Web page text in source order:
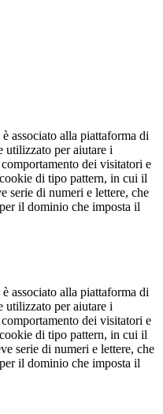
associato alla piattaforma di
utilizzato per aiutare i
dei visitatori e
di tipo pattern, in cui il
serie di numeri e lettere, che
il dominio che imposta il
associato alla piattaforma di
utilizzato per aiutare i
dei visitatori e
di tipo pattern, in cui il
serie di numeri e lettere, che
il dominio che imposta il